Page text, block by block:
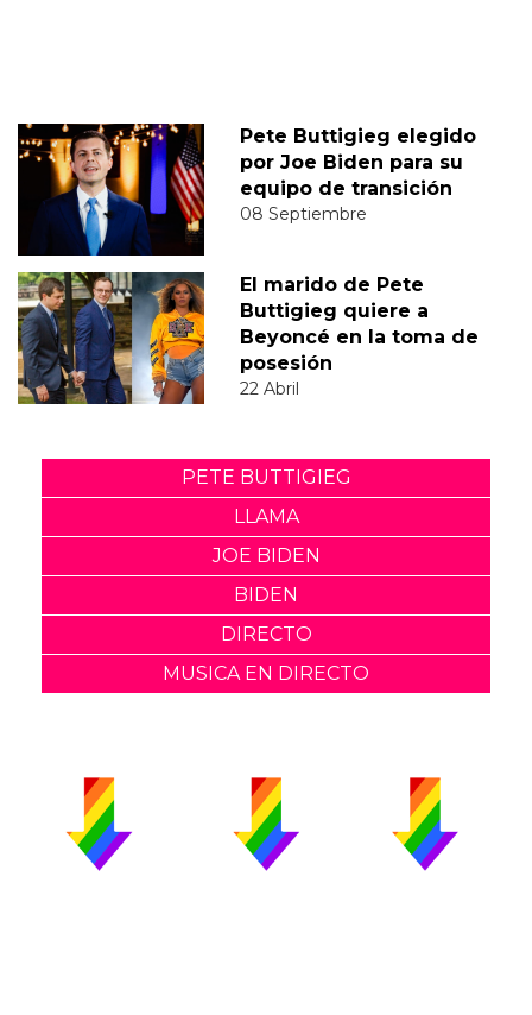
Pete Buttigieg elegido
por Joe Biden para su
equipo de transición
08 Septiembre
El marido de Pete
Buttigieg quiere a
Beyoncé en la toma de
posesión
22 Abril
PETE BUTTIGIEG
LLAMA
JOE BIDEN
BIDEN
DIRECTO
MUSICA EN DIRECTO